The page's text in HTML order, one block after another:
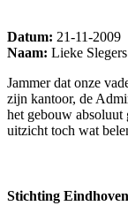
Datum: 21-11-2009
Naam: Lieke Slegers
Jammer dat onze
zijn kantoor, de
het gebouw absoluut
uitzicht toch wat
Stichting